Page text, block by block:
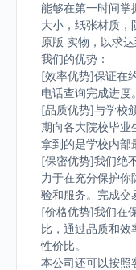
能够在第一时间掌
大小，纸张材质，
原版 实物，以求达
我们的优势：
[效率优势]保证在
电话查询完成进度。
[品质优势]与学校
期向各大院校毕业
拿到的是学校内部
[保密优势]我们绝
力于在充分保护你
验和服务。完成交
[价格优势]我们在
比，通过品质和效
性价比。
本公司还可以按照